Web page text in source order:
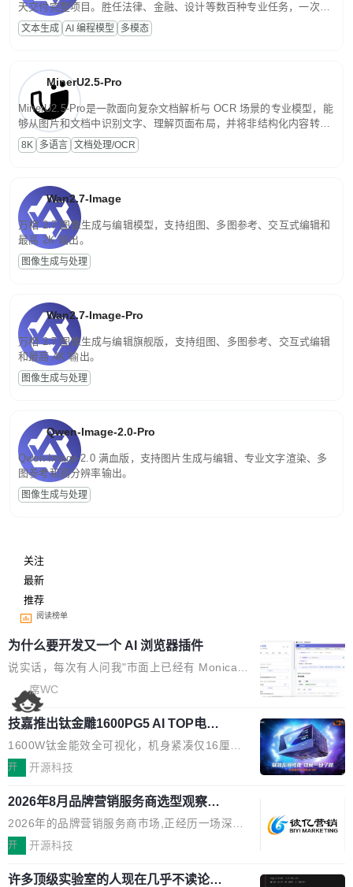
天交付完整项目。胜任法律、金融、设计等数百种专业任务，一次对
话端到端交付生产级成果。原生视觉理解贯穿规划、执行与验证全流
程，支持超长文档与长视频的深度语义解析。长程任务中自主规划与
文本生成 AI 编程模型 多模态
MinerU2.5-Pro
MinerU2.5-Pro是一款面向复杂文档解析与 OCR 场景的专业模型，能
够从图片和文档中识别文字、理解页面布局，并将非结构化内容转换
为便于存储、检索和二次处理的结构化结果。
8K 多语言 文档处理/OCR
Wan2.7-Image
万相 2.7 图像生成与编辑模型，支持组图、多图参考、交互式编辑和
最高 2K 输出。
图像生成与处理
Wan2.7-Image-Pro
万相 2.7 图像生成与编辑旗舰版，支持组图、多图参考、交互式编辑
和最高 4K 输出。
图像生成与处理
Qwen-Image-2.0-Pro
Qwen-Image-2.0 满血版，支持图片生成与编辑、专业文字渲染、多
图参考和高分辨率输出。
图像生成与处理
关注
最新
推荐
阅读榜单
为什么要开发又一个 AI 浏览器插件
说实话，每次有人问我"市面上已经有 Monica、
Sider、Copilot for Chrome 这些 AI 浏览器插件
了，你为什么还要再做一个"，我都觉得这个问题
问得好。 因为我自己也是从用户变成开发者的。
现有产品的天花板 我用过不少 AI 浏览器插件。
刚开始觉得都挺好——选中一段文字，弹出解
要。但用久了你会发现，它们本质上都是同一类
东西：一个带网页上下文的聊天框。 它们能读取
页面的文本，然后把文本丢给大模型，再返回一
段回答。仅此而已。 这当然有用，但总觉得差点
意思。比如我在一个后台管理系统里，需要填50
席WC
技嘉推出钛金雕1600PG5 AI TOP电
源：为发烧级主机与本地AI算力打造旗
舰供电方案
1600W钛金能效全可视化，机身紧凑仅16厘米
继2026台北电脑展首度亮相后，技嘉科技近日正
电源专为发烧级DIY主机与本地AI算力平台打
造，整机长度仅16厘米，提供1600W额定功率
与80PLUS钛金能效；支持ATX 3.1与PCIe 5.1
规范，结合服务器级元件、完善供电线材与内置
实时LCD监控屏，可充分满足当下高阶PC主机
开 开源科技
2026年8月品牌营销服务商选型观察：
从流量思维到品牌资产思维的范式转移
2026年的品牌营销服务商市场,正经历一场深刻
的价值重构。全球全案品牌代理机构市场从2025
复合增长率达5.44%,预计2032年将突破120亿美
开 开源科技
许多顶级实验室的人现在几乎不读论文